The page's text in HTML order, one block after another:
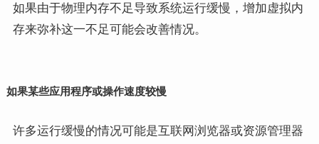
如果由于物理内存不足导致系统运行缓慢，增加虚拟内
存来弥补这一不足可能会改善情况。
如果某些应用程序或操作速度较慢
许多运行缓慢的情况可能是互联网浏览器或资源管理器